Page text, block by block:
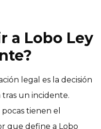
a Lobo Ley
legal es la decisión
un incidente.
tienen el
que define a Lobo